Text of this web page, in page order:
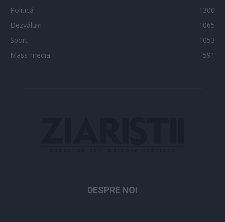
Politică
1300
Dezvăluiri
1065
Sport
1053
Mass-media
591
DESPRE NOI